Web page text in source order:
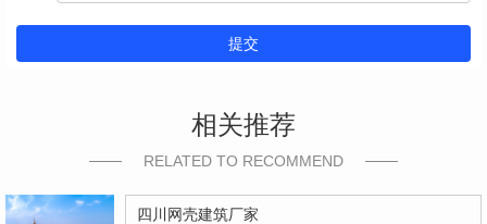
提交
相关推荐
RELATED TO RECOMMEND
四川网壳建筑厂家